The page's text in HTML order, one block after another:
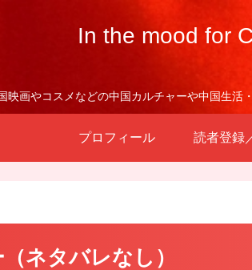
In the mood for
映画やコスメなどの中国カルチャーや中国生活
プロフィール 読者登録
ネタバレなし）